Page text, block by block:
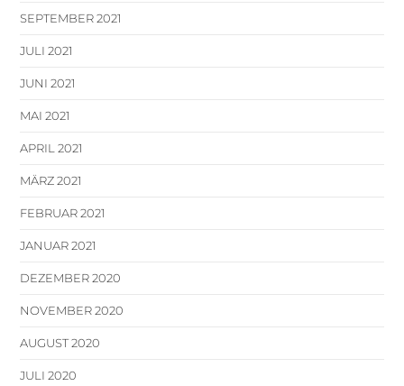
SEPTEMBER 2021
JULI 2021
JUNI 2021
MAI 2021
APRIL 2021
MÄRZ 2021
FEBRUAR 2021
JANUAR 2021
DEZEMBER 2020
NOVEMBER 2020
AUGUST 2020
JULI 2020